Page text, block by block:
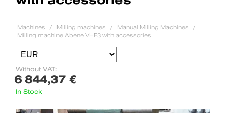
Machines Milling machines
Manual Milling Machines
Milling machine Abene VHF3 with accessories
Without VAT:
6 844,37 €
In Stock